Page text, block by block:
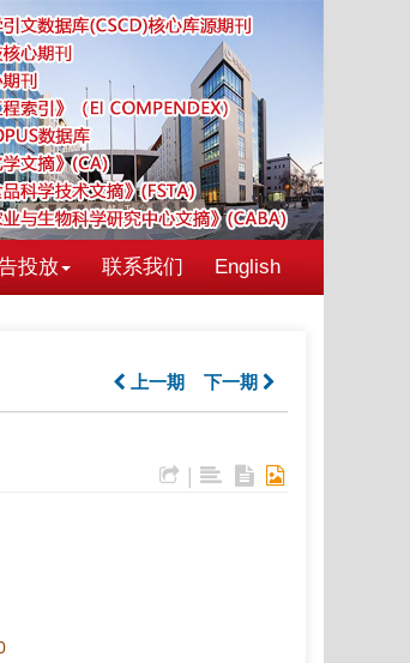
投放 联系我们 English
上一期 下一期